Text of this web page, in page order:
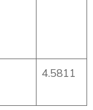
4.5811